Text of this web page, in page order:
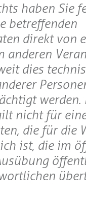
haben Sie
betreffenden
direkt von
anderen
dies
werden.
nicht für
die für die
ist, die im